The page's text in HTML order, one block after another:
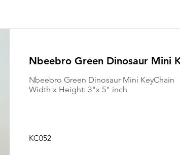
Nbeebro Green Dinosaur Mini
Nbeebro Green Dinosaur Mini KeyChain
Width x Height: 3"x 5" inch
KC052